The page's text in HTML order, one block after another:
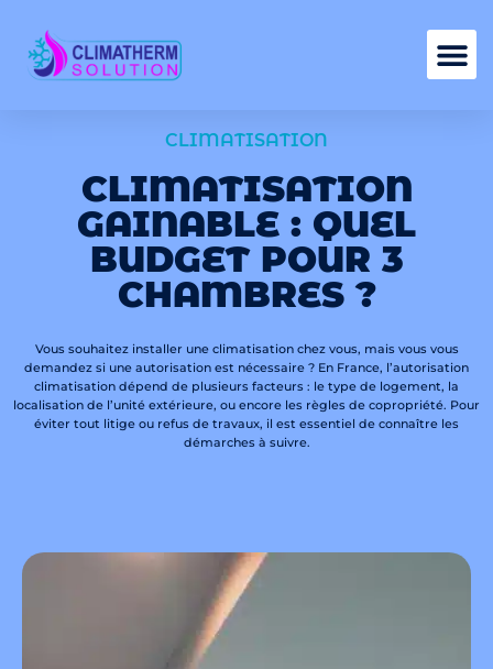
CLIMATISATION
CLIMATISATION
GAINABLE : QUEL
BUDGET POUR 3
CHAMBRES ?
Vous souhaitez installer une climatisation chez vous, mais vous vous
demandez si une autorisation est nécessaire ? En France, l’autorisation
climatisation dépend de plusieurs facteurs : le type de logement, la
localisation de l’unité extérieure, ou encore les règles de copropriété. Pour
éviter tout litige ou refus de travaux, il est essentiel de connaître les
démarches à suivre.